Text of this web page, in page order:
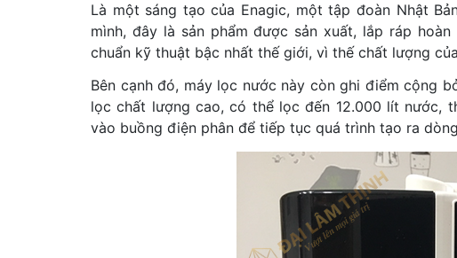
Là một sáng tạo của Enagic, một tập đoàn Nhật
mình, đây là sản phẩm được sản xuất, lắp ráp
chuẩn kỹ thuật bậc nhất thế giới, vì thế chất lượng
Bên cạnh đó, máy lọc nước này còn ghi điểm cộng
lọc chất lượng cao, có thể lọc đến 12.000 lít nước,
vào buồng điện phân để tiếp tục quá trình tạo ra